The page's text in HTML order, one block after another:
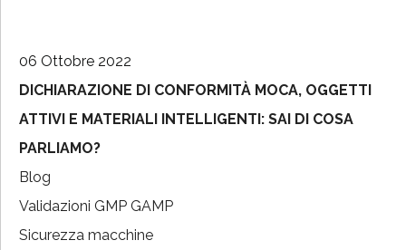
06 Ottobre 2022
DICHIARAZIONE DI CONFORMITÀ MOCA, OGGETTI
ATTIVI E MATERIALI INTELLIGENTI: SAI DI COSA
PARLIAMO?
Blog
Validazioni GMP GAMP
Sicurezza macchine